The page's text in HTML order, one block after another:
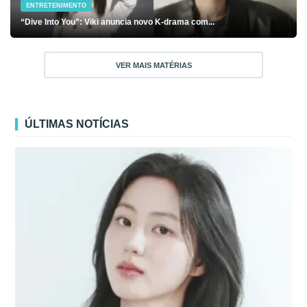
ENTRETENIMENTO
“Dive Into You”: Viki anuncia novo K-drama com...
VER MAIS MATÉRIAS
ÚLTIMAS NOTÍCIAS